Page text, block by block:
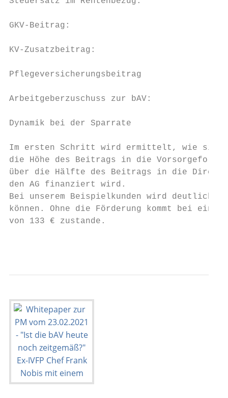
GKV-Beitrag:
KV-Zusatzbeitrag:
Pflegeversicherungsbeitrag
Arbeitgeberzuschuss zur bAV:
Dynamik bei der Sparrate
Im ersten Schritt wird ermittelt, wie sich
die Höhe des Beitrags in die
über die Hälfte des Beitrags in die
den AG finanziert wird.
Bei unserem Beispielkunden wird deutlich,
können. Ohne die Förderung kommt bei
von 133 € zustande.